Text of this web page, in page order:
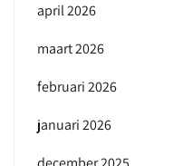
april 2026
maart 2026
februari 2026
januari 2026